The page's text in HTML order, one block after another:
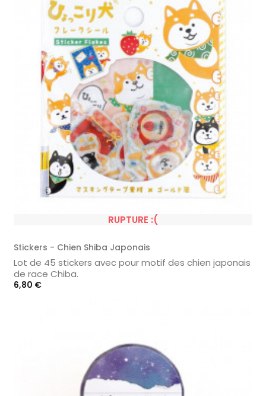
RUPTURE :(
Stickers - Chien Shiba Japonais
Lot de 45 stickers avec pour motif des chien japonais
de race Chiba.
Prix
6,80 €